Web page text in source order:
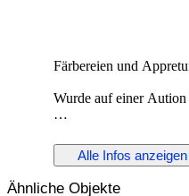
Färbereien und
Wurde auf einer
siehe die Lot Details
Alle Infos anzeigen
Ähnliche Objekte